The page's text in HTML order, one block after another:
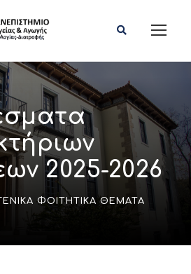
2025-2026
ΦΟΙΤΗΤΙΚΆ ΘΈΜΑΤΑ